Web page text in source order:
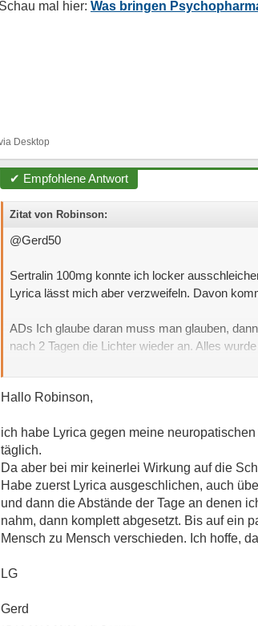
Was bringen
✔ Empfohlene Antwort
Zitat von Robinson:
@Gerd50
Sertralin 100mg konnte ich locker
Lyrica lässt mich aber verzweifeln. Davon
ADs Ich glaube daran muss man glauben,
nach 2 Tagen die Lichter wieder an. Alles
Hallo Robinson,
ich habe Lyrica gegen meine
täglich.
Da aber bei mir keinerlei Wirkung auf die
Habe zuerst Lyrica ausgeschlichen, auch
und dann die Abstände der Tage an denen
nahm, dann komplett abgesetzt. Bis auf ein
Mensch zu Mensch verschieden. Ich hoffe,
LG
Gerd